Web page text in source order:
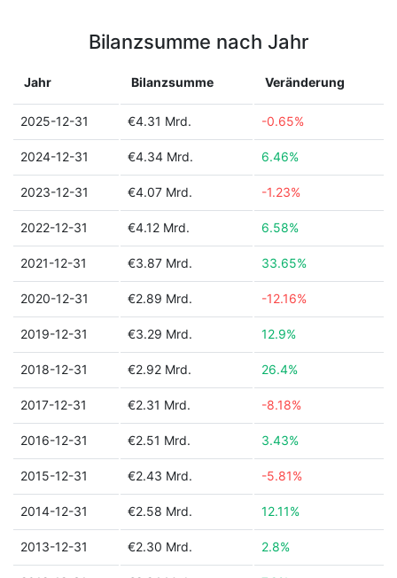
Bilanzsumme nach Jahr
Jahr Bilanzsumme Veränderung
2025-12-31 €4.31 Mrd. -0.65%
2024-12-31 €4.34 Mrd. 6.46%
2023-12-31 €4.07 Mrd. -1.23%
2022-12-31 €4.12 Mrd. 6.58%
2021-12-31 €3.87 Mrd. 33.65%
2020-12-31 €2.89 Mrd. -12.16%
2019-12-31 €3.29 Mrd. 12.9%
2018-12-31 €2.92 Mrd. 26.4%
2017-12-31 €2.31 Mrd. -8.18%
2016-12-31 €2.51 Mrd. 3.43%
2015-12-31 €2.43 Mrd. -5.81%
2014-12-31 €2.58 Mrd. 12.11%
2013-12-31 €2.30 Mrd. 2.8%